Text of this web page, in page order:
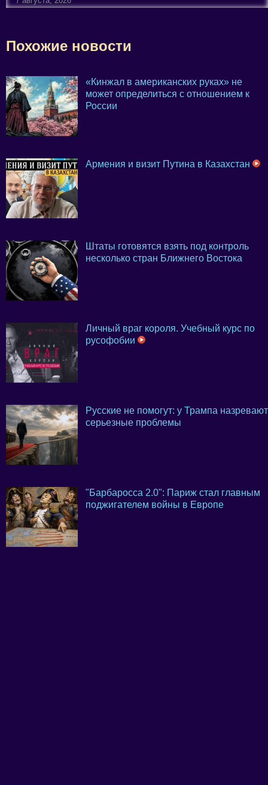
Похожие новости
«Кинжал в американских руках» не
может определиться с отношением к
России
Армения и визит Путина в Казахстан
Штаты готовятся взять под контроль
несколько стран Ближнего Востока
Личный враг короля. Учебный курс по
русофобии
Русские не помогут: у Трампа назревают
серьезные проблемы
"Барбаросса 2.0": Париж стал главным
поджигателем войны в Европе